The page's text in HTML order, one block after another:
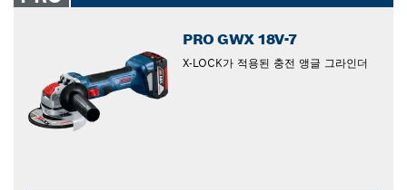
PRO GWX 18V-7
X-LOCK가 적용된 충전 앵글 그라인더